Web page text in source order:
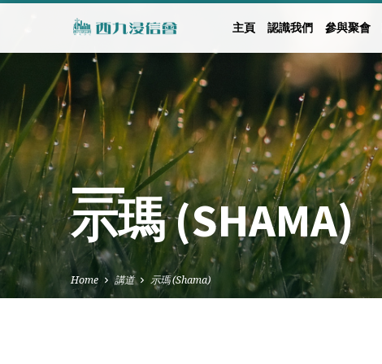
主頁 認識我們 參與聚會
示瑪 (SHAMA)
Home 講道 示瑪 (Shama)